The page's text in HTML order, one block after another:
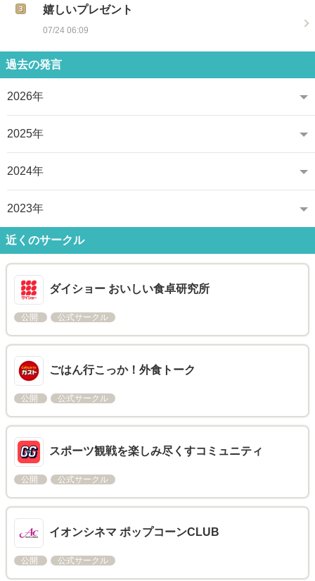
嬉しいプレゼント
07/24 06:09
過去の発言
2026年
2025年
2024年
2023年
近くのサークル
ダイショー おいしい食卓研究所
公開 公式サークル
ごはん行こっか！外食トーク
公開 公式サークル
スポーツ観戦を楽しみ尽くすコミュニティ
公開 公式サークル
イオンシネマ ポップコーンCLUB
公開 公式サークル